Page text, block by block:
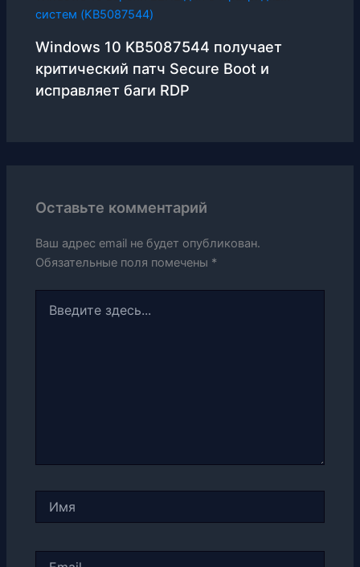
Windows 10 KB5087544 получает
критический патч Secure Boot и
исправляет баги RDP
Оставьте комментарий
Ваш адрес email не будет опубликован.
Обязательные поля помечены *
здесь...